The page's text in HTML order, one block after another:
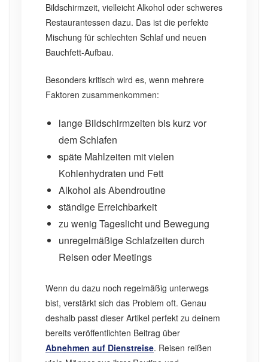
Bildschirmzeit, vielleicht Alkohol oder schweres
Restaurantessen dazu. Das ist die perfekte
Mischung für schlechten Schlaf und neuen
Bauchfett-Aufbau.
Besonders kritisch wird es, wenn mehrere
Faktoren zusammenkommen:
lange Bildschirmzeiten bis kurz vor
dem Schlafen
späte Mahlzeiten mit vielen
Kohlenhydraten und Fett
Alkohol als Abendroutine
ständige Erreichbarkeit
zu wenig Tageslicht und Bewegung
unregelmäßige Schlafzeiten durch
Reisen oder Meetings
Wenn du dazu noch regelmäßig unterwegs
bist, verstärkt sich das Problem oft. Genau
deshalb passt dieser Artikel perfekt zu deinem
bereits veröffentlichten Beitrag über
Abnehmen auf Dienstreise. Reisen reißen